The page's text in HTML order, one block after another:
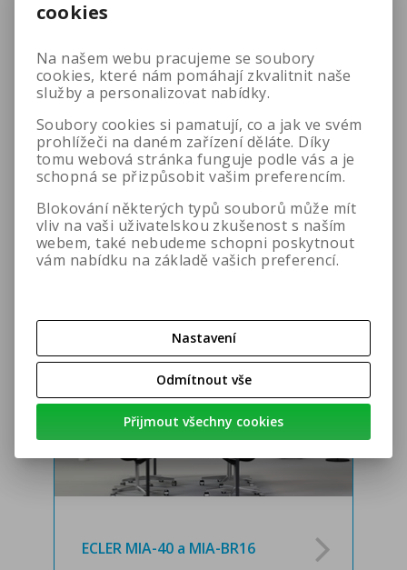
Výběr správného
přípravku DeoxIT
ECLER MIA-40 a MIA-BR16
cookies
Na našem webu pracujeme se soubory
cookies, které nám pomáhají zkvalitnit naše
služby a personalizovat nabídky.
Soubory cookies si pamatují, co a jak ve svém
prohlížeči na daném zařízení děláte. Díky
tomu webová stránka funguje podle vás a je
schopná se přizpůsobit vašim preferencím.
Blokování některých typů souborů může mít
vliv na vaši uživatelskou zkušenost s naším
webem, také nebudeme schopni poskytnout
vám nabídku na základě vašich preferencí.
Nastavení
Odmítnout vše
Přijmout všechny cookies